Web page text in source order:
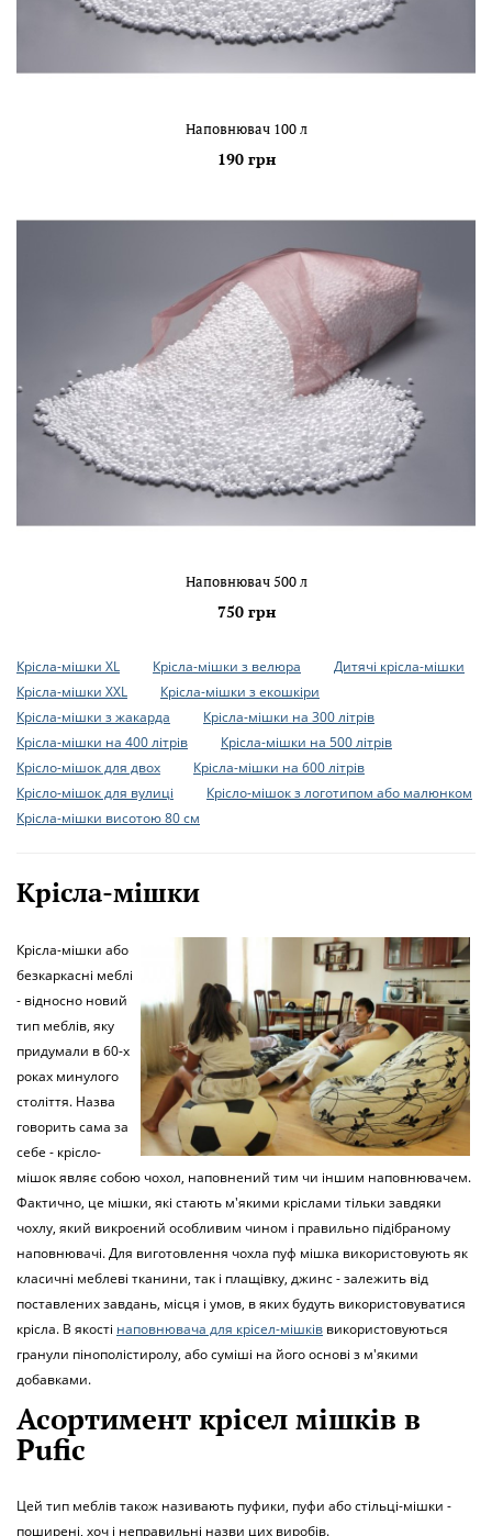
Наповнювач 100 л
190 грн
Наповнювач 500 л
750 грн
Крісла-мішки XL Крісла-мішки з велюра
Дитячі крісла-мішки
Крісла-мішки XXL
Крісла-мішки з екошкіри
Крісла-мішки з жакарда
Крісла-мішки на 300 літрів
Крісла-мішки на 400 літрів
Крісла-мішки на 500 літрів
Крісло-мішок для двох
Крісла-мішки на 600 літрів
Крісло-мішок для вулиці
Крісло-мішок з логотипом або малюнком
Крісла-мішки висотою 80 см
Крісла-мішки
Крісла-мішки або
безкаркасні меблі
- відносно новий
тип меблів, яку
придумали в 60-х
роках минулого
століття. Назва
говорить сама за
себе - крісло-
мішок являє собою чохол, наповнений тим чи іншим наповнювачем.
Фактично, це мішки, які стають м'якими кріслами тільки завдяки
чохлу, який викроєний особливим чином і правильно підібраному
наповнювачі. Для виготовлення чохла пуф мішка використовують як
класичні меблеві тканини, так і плащівку, джинс - залежить від
поставлених завдань, місця і умов, в яких будуть використовуватися
крісла. В якості наповнювача для крісел-мішків використовуються
гранули пінополістиролу, або суміші на його основі з м'якими
добавками.
Асортимент крісел мішків в
Pufic
Цей тип меблів також називають пуфики, пуфи або стільці-мішки -
поширені, хоч і неправильні назви цих виробів.